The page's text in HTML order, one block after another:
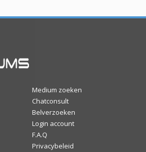
Medium zoeken
Chatconsult
Belverzoeken
Login account
F.A.Q
Privacybeleid